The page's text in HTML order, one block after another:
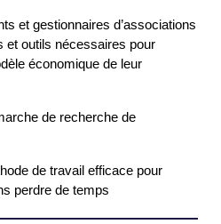
gestionnaires d’associations
et outils nécessaires pour
économique de leur
de recherche de
de travail efficace pour
perdre de temps